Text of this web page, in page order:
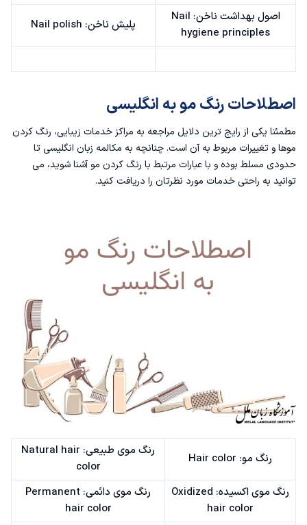
اصول بهداشت ناخن: Nail
hygiene principles
پلیش ناخن: Nail polish
اصطلاحات رنگ مو به انگلیسی
مطمئنا یکی از رایج ترین دلایل مراجعه به مراکز خدمات زیبایی، رنگ کردن
موها و تغییرات مربوط به آن است. چنانچه به مکالمه زبان انگلیسی تا
حدودی مسلط بوده و با عبارات مرتبط با رنگ کردن مو آشنا شوید، می
توانید به راحتی خدمات مورد نظرتان را دریافت کنید.
رنگ مو: Hair color
رنگ موی طبیعی: Natural hair
color
رنگ موی اکسیده: Oxidized
hair color
رنگ موی دائمی: Permanent
hair color